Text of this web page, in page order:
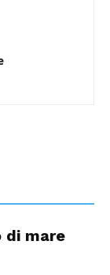
di mare